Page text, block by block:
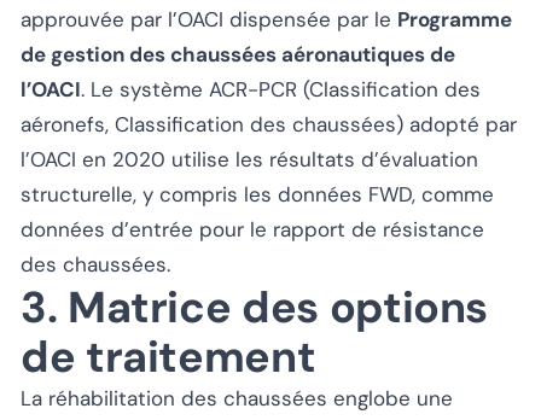
approuvée par l’OACI dispensée par le Programme
de gestion des chaussées aéronautiques de
l’OACI. Le système ACR-PCR (Classification des
aéronefs, Classification des chaussées) adopté par
l’OACI en 2020 utilise les résultats d’évaluation
structurelle, y compris les données FWD, comme
données d’entrée pour le rapport de résistance
des chaussées.
3. Matrice des options
de traitement
La réhabilitation des chaussées englobe une